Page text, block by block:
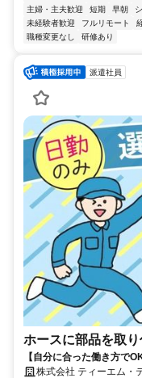
主婦・主夫歓迎
短期 早朝
未経験者歓迎
フルリモート
職種変更なし
研修あり
派遣社員
ホースに部品を取
【自分に合った働き方で
備／食堂あり／週払い
株式会社 ティーエム